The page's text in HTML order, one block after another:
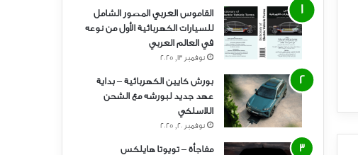
القاموس العربي المصور الشامل
للسيارات الكهربائية الأول من نوعه
في العالم العربي
نوفمبر 13, 2025
بورش كايين الكهربائية – بداية
عهد جديد لبورشه مع الشحن
اللاسلكي
نوفمبر 20, 2025
مفاجأة – تويوتا هايلكس